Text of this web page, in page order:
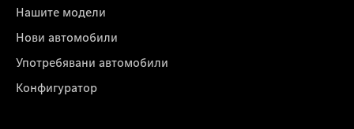
Нашите модели
Нови автомобили
Употребявани автомобили
Конфигуратор